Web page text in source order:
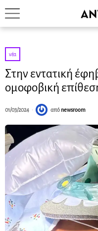
νέα
Στην εντατική
ομοφοβική
01/03/2024 από newsroom